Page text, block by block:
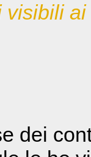
visibili
dei